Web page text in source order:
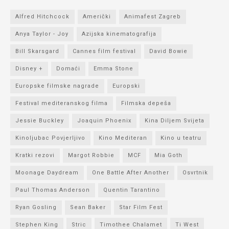
Alfred Hitchcock Američki Animafest Zagreb
Anya Taylor - Joy Azijska kinematografija
Bill Skarsgard Cannes film festival David Bowie
Disney + Domaći Emma Stone
Europske filmske nagrade Europski
Festival mediteranskog filma Filmska depeša
Jessie Buckley Joaquin Phoenix Kina Diljem Svijeta
Kinoljubac Povjerljivo Kino Mediteran Kino u teatru
Kratki rezovi Margot Robbie MCF Mia Goth
Moonage Daydream One Battle After Another Osvrtnik
Paul Thomas Anderson Quentin Tarantino
Ryan Gosling Sean Baker Star Film Fest
Stephen King Stric Timothee Chalamet Ti West